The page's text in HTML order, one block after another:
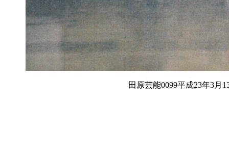
田原芸能0099平成23年3